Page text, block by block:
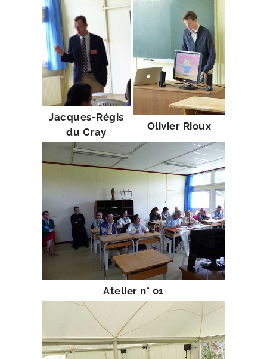
Jacques-​Régis
du Cray
Olivier Rioux
Atelier n° 01